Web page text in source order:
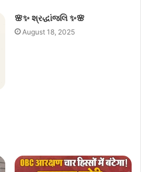
🌸✨ શ્રદ્ધાંજલિ ✨🌸
August 18, 2025